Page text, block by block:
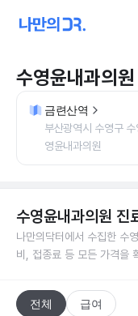
수영윤내과의원
금련산역
부산광역시 수영구
영윤내과의원
수영윤내과의원 진
나만의닥터에서 수집한 수
비, 접종료 등 모든 가격을
전체 급여